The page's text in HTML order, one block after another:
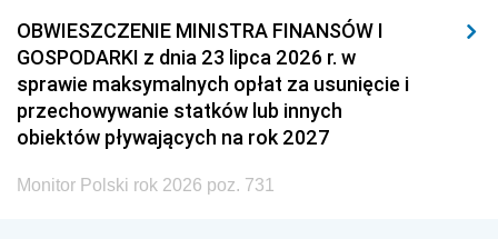
OBWIESZCZENIE MINISTRA FINANSÓW I
GOSPODARKI z dnia 23 lipca 2026 r. w
sprawie maksymalnych opłat za usunięcie i
przechowywanie statków lub innych
obiektów pływających na rok 2027
Monitor Polski rok 2026 poz. 731